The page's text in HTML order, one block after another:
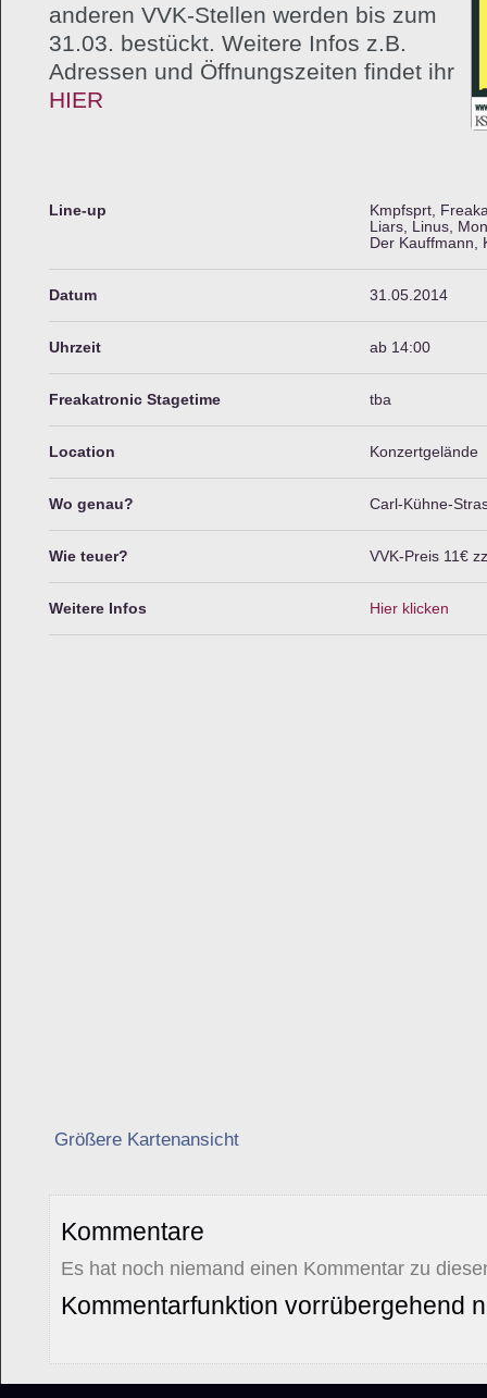
anderen VVK-Stellen werden bis zum
31.03. bestückt. Weitere Infos z.B.
Adressen und Öffnungszeiten findet ihr
HIER
Line-up
Kmpfsprt,
Liars, Linus,
Der Kauffmann,
Datum 31.05.2014
Uhrzeit ab 14:00
Freakatronic Stagetime tba
Location Konzertgelände
Wo genau? Carl-Kühne-
Wie teuer? VVK-Preis 11€
Weitere Infos Hier klicken
Größere Kartenansicht
Kommentare
Es hat noch niemand einen Kommentar zu
Kommentarfunktion vorrübergehend